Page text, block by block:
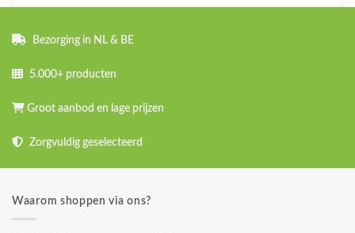
Bezorging in NL & BE
5.000+ producten
Groot aanbod en lage prijzen
Zorgvuldig geselecteerd
Waarom shoppen via ons?